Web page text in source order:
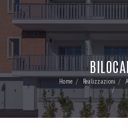
Home Realizzazioni